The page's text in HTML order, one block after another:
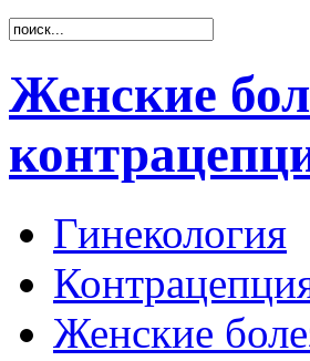
Женские
Гинекология
Женские